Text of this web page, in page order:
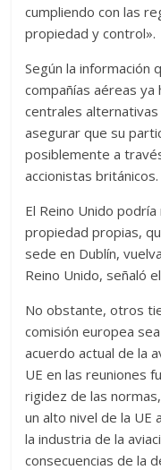
cumpliendo con las
propiedad y control».
Según la información
compañías aéreas ya
centrales
asegurar que su
posiblemente a
accionistas británicos.
El Reino Unido
propiedad propias,
sede en Dublín,
Reino Unido, señaló
No obstante, otros
comisión europea
acuerdo actual de la
UE en las reuniones
rigidez de las
un alto nivel de la UE
la industria de la
consecuencias de la